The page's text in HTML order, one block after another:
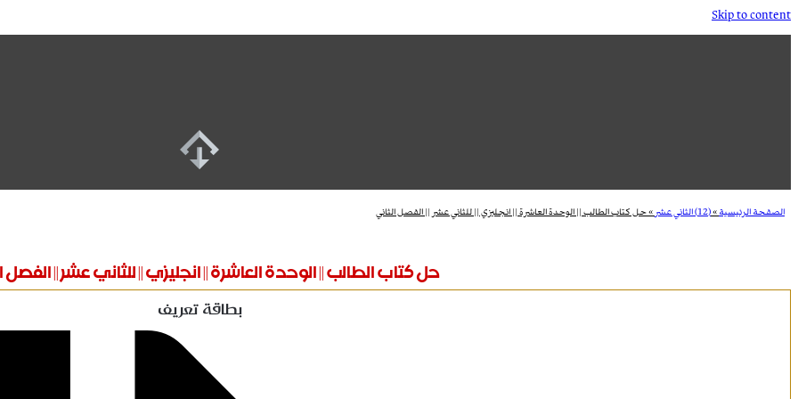
Skip to content
الصفحة الرئيسية»(12) الثاني عشر »حل كتاب الطالب || الوحدة العاشرة || انجليزي || للثاني عشر || الفصل الثاني
حل كتاب الطالب || الوحدة العاشرة || انجليزي || للثاني عشر || الفصل
بطاقة تعريف